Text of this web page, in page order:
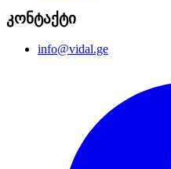
კონტაქტი
info@vidal.ge